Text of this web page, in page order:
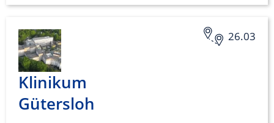
26.03
Klinikum
Gütersloh